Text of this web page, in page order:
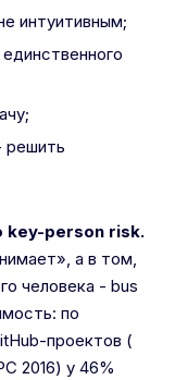
интуитивным;
решить
key-person risk.
а в том,
человека - bus
по
проектов (
2016) у 46%